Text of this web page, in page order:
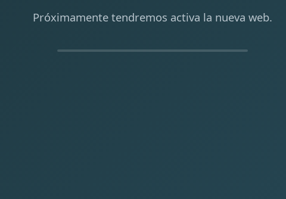
Próximamente tendremos activa la nueva web.